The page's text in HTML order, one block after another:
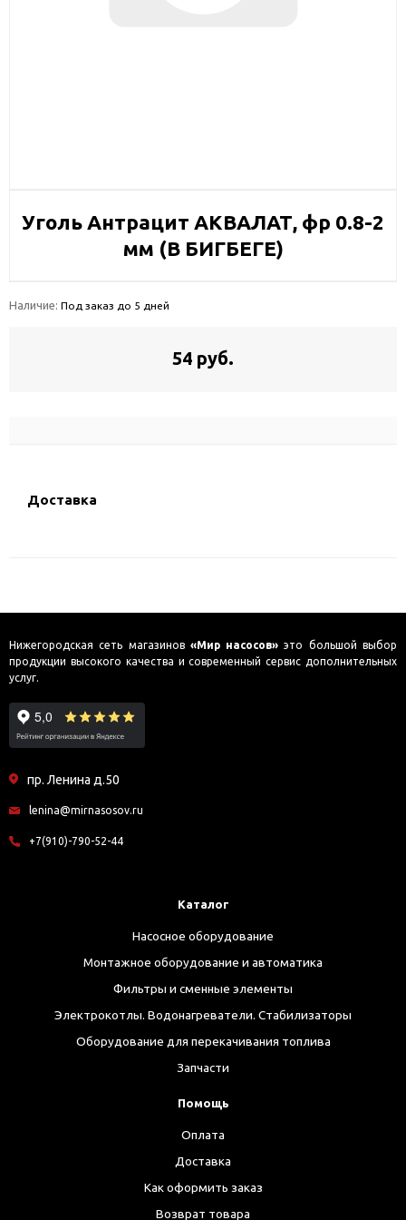
Уголь Антрацит АКВАЛАТ, фр 0.8-2
мм (В БИГБЕГЕ)
Наличие: Под заказ до 5 дней
54 руб.
Доставка
Нижегородская сеть магазинов «Мир насосов» это большой выбор
продукции высокого качества и современный сервис дополнительных
услуг.
пр. Ленина д.50
lenina@mirnasosov.ru
+7(910)-790-52-44
Каталог
Насосное оборудование
Монтажное оборудование и автоматика
Фильтры и сменные элементы
Электрокотлы. Водонагреватели. Стабилизаторы
Оборудование для перекачивания топлива
Запчасти
Помощь
Оплата
Доставка
Как оформить заказ
Возврат товара